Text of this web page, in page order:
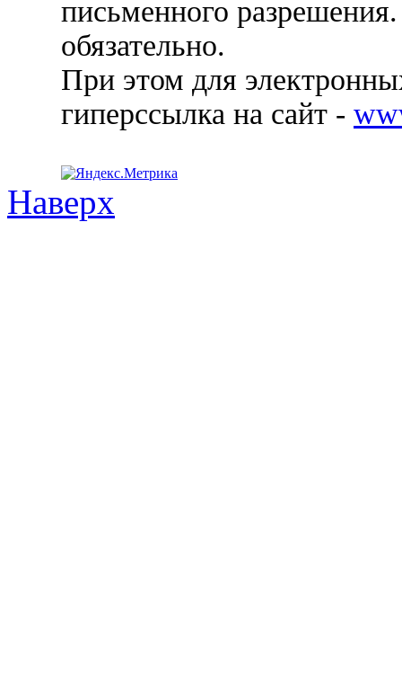
письменного
обязательно.
При этом для
гиперссылка на сайт -
Наверх